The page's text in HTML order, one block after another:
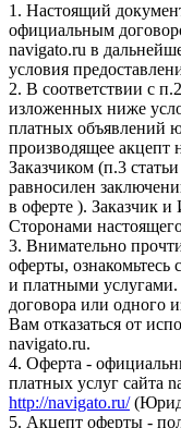
1. Настоящий
официальным
navigato.ru в
условия
2. В соответствии с
изложенных ниже
платных объявлений
производящее акцепт
Заказчиком (п.3
равносилен
в оферте ). Заказчик
Сторонами
3. Внимательно
оферты, ознакомьтесь
и платными услугами.
договора или одного
Вам отказаться от
navigato.ru.
4. Оферта -
платных услуг сайта
http://navigato.ru/
5. Акцепт оферты -